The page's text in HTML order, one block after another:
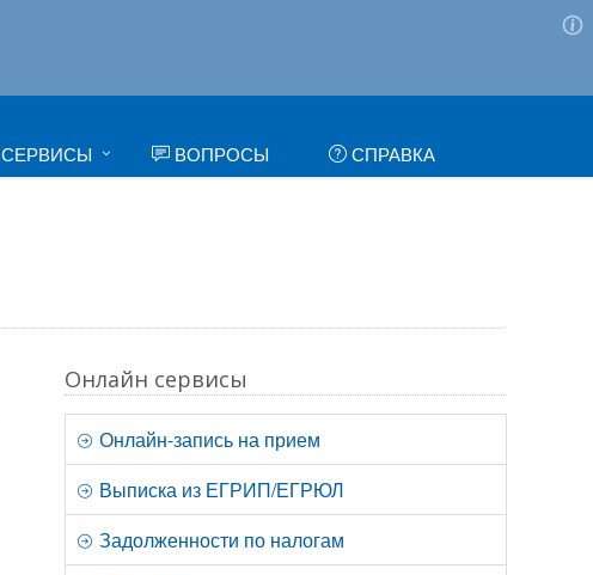
СЕРВИСЫ ВОПРОСЫ СПРАВКА
Онлайн сервисы
Онлайн-запись на прием
Выписка из ЕГРИП/ЕГРЮЛ
Задолженности по налогам